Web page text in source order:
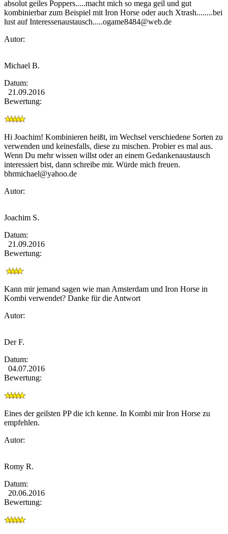
absolut geiles Poppers.....macht mich so mega geil und gut
kombinierbar zum Beispiel mit Iron Horse oder auch Xtrash........bei
lust aufInteressenaustausch.....ogame8484@web.de
Autor:
Michael B.
Datum:
21.09.2016
Bewertung:
Hi Joachim! Kombinieren heißt, im Wechsel verschiedene Sorten zu
verwenden und keinesfalls, diese zu mischen. Probier es mal aus.
Wenn Du mehr wissen willst oder an einem Gedankenaustausch
interessiert bist, dann schreibe mir. Würde mich freuen.
bhrmichael@yahoo.de
Autor:
Joachim S.
Datum:
21.09.2016
Bewertung:
Kann mir jemand sagen wie man Amsterdam und Iron Horse in
Kombi verwendet? Danke für die Antwort
Autor:
Der F.
Datum:
04.07.2016
Bewertung:
Eines der geilsten PP die ich kenne. In Kombi mir Iron Horse zu
empfehlen.
Autor:
Romy R.
Datum:
20.06.2016
Bewertung: